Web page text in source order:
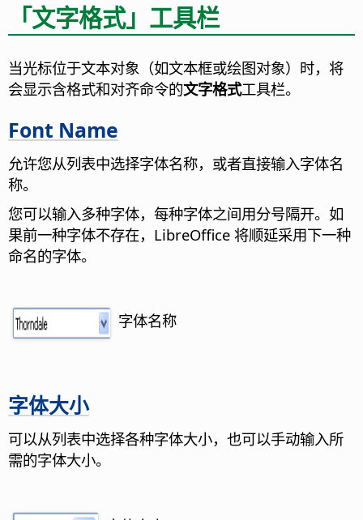
「文字格式」工具栏
当光标位于文本对象（如文本框或绘图对象）时，将
会显示含格式和对齐命令的文字格式工具栏。
Font Name
允许您从列表中选择字体名称，或者直接输入字体名
称。
您可以输入多种字体，每种字体之间用分号隔开。如
果前一种字体不存在，LibreOffice 将顺延采用下一种
命名的字体。
字体名称
字体大小
可以从列表中选择各种字体大小，也可以手动输入所
需的字体大小。